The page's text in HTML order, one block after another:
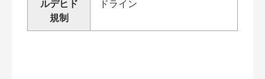
ルデヒド
規制
ドライン